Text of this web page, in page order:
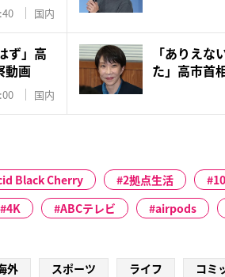
国内
ず」高
動画
国内
「ありえ
た」高市首
Black Cherry 2拠点生活
4K ABCテレビ airpods
外 スポーツ ライフ コミ